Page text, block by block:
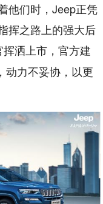
他们时，Jeep正凭
挥之路上的强大后
挥洒上市，官方建
动力不妥协，以更